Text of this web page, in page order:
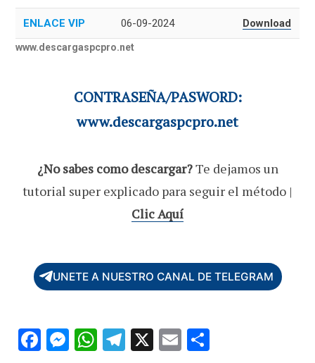
ENLACE VIP 06-09-2024 Download
www.descargaspcpro.net
CONTRASEÑA/PASWORD:
www.descargaspcpro.net
¿No sabes como descargar?Te dejamos un
tutorial super explicado para seguir el método |
Clic Aquí
UNETE A NUESTRO CANAL DE TELEGRAM
F M W T X E